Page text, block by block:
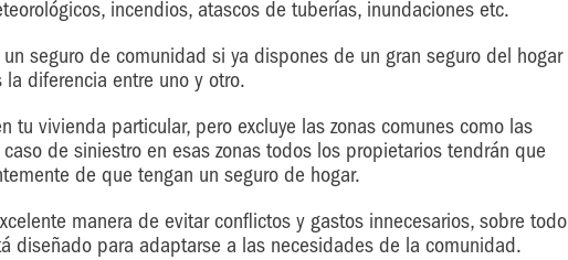
incendios, atascos de tuberías, inundaciones etc.
seguro de comunidad si ya dispones de un gran seguro del hogar
la diferencia entre uno y otro.
tu vivienda particular, pero excluye las zonas comunes como las
de siniestro en esas zonas todos los propietarios tendrán que
de que tengan un seguro de hogar.
manera de evitar conflictos y gastos innecesarios, sobre todo
diseñado para adaptarse a las necesidades de la comunidad.